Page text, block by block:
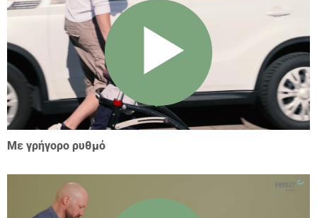
Με γρήγορο ρυθμό